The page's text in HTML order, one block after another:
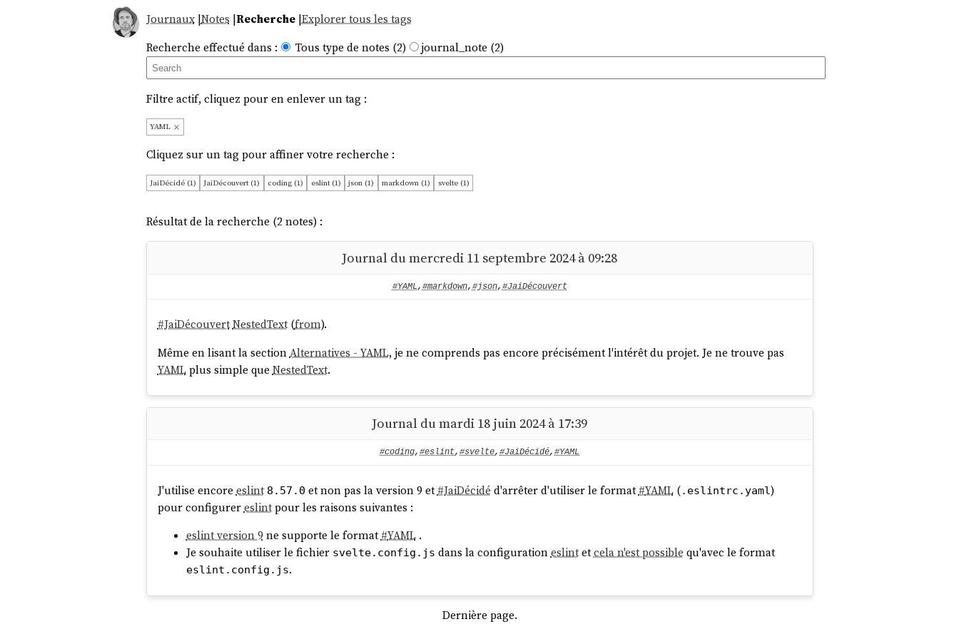
Journaux|Notes |Recherche|Explorer tous les tags
Recherche effectué dans :
Tous type de notes (2) journal_note (2)
Filtre actif, cliquez pour en enlever un tag :
YAML
Cliquez sur un tag pour affiner votre recherche :
JaiDécidé (1) JaiDécouvert (1) coding (1) eslint (1) json (1) markdown (1) svelte (1)
Résultat de la recherche (2 notes) :
Journal du mercredi 11 septembre 2024 à 09:28
#YAML, #markdown, #json, #JaiDécouvert
#JaiDécouvertNestedText(from).
Même en lisant la sectionAlternatives - YAML, je ne comprends pas encore précisément l'intérêt du projet. Je ne trouve pas
YAMLplus simple que NestedText.
Journal du mardi 18 juin 2024 à 17:39
#coding, #eslint, #svelte, #JaiDécidé, #YAML
J'utilise encore eslint 8.57.0 et non pas la version 9 et#JaiDécidé d'arrêter d'utiliser le format#YAML(.eslintrc.yaml)
pour configurereslintpour les raisons suivantes :
eslint version 9 ne supporte le format#YAML.
Je souhaite utiliser le fichier svelte.config.js dans la configurationeslintetcela n'est possible qu'avec le format
eslint.config.js.
Dernière page.